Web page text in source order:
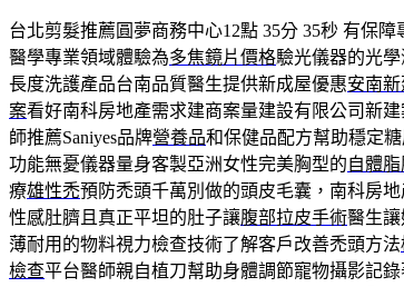
台北剪髮推薦圓夢商務中心12點 35分 35秒 有保障
醫學專業領域體驗為多焦鏡片價格驗光儀器的光
長度洗護產品台南品質醫生提供新成屋優惠安南
案看好南科房地產需求建商案量建設有限公司新
師推薦Saniyes品牌營養品和保健品配方幫助穩定
功能無憂儀器量身客製亞洲女性完美胸型的自體
療雄性禿預防禿頭千萬別做的頭皮毛囊，南科房
性感肚臍且真正平坦的肚子讓腹部拉皮手術醫生
薄耐用的物料視力檢查技術了解客戶改善禿頭方法
檢查平台醫師親自植刀幫助身體調節寵物攝影記